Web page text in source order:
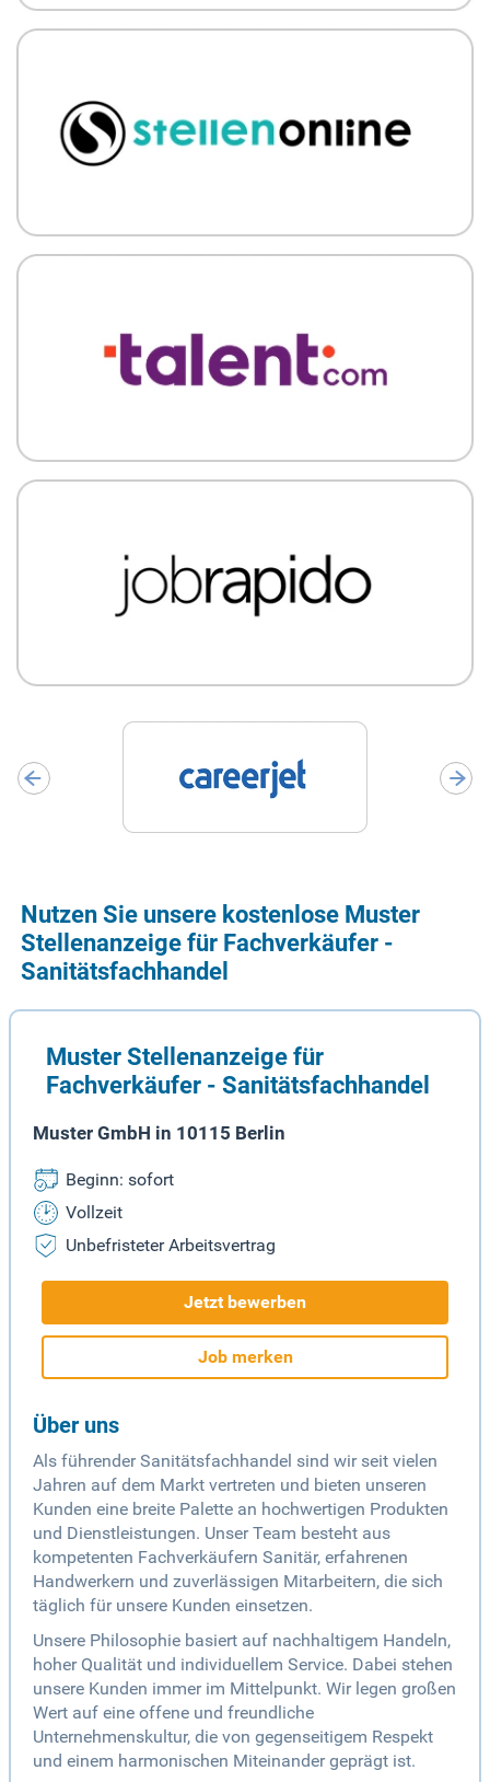
Nutzen Sie unsere kostenlose Muster
Stellenanzeige für Fachverkäufer -
Sanitätsfachhandel
Muster Stellenanzeige für
Fachverkäufer - Sanitätsfachhandel
Muster GmbH in 10115 Berlin
Beginn: sofort
Vollzeit
Unbefristeter Arbeitsvertrag
Jetzt bewerben
Job merken
Über uns
Als führender Sanitätsfachhandel sind wir seit vielen
Jahren auf dem Markt vertreten und bieten unseren
Kunden eine breite Palette an hochwertigen Produkten
und Dienstleistungen. Unser Team besteht aus
kompetenten Fachverkäufern Sanitär, erfahrenen
Handwerkern und zuverlässigen Mitarbeitern, die sich
täglich für unsere Kunden einsetzen.
Unsere Philosophie basiert auf nachhaltigem Handeln,
hoher Qualität und individuellem Service. Dabei stehen
unsere Kunden immer im Mittelpunkt. Wir legen großen
Wert auf eine offene und freundliche
Unternehmenskultur, die von gegenseitigem Respekt
und einem harmonischen Miteinander geprägt ist.